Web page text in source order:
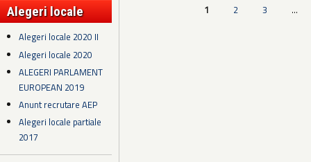
Alegeri locale
Alegeri locale 2020 II
Alegeri locale 2020
ALEGERI PARLAMENT
EUROPEAN 2019
Anunt recrutare AEP
Alegeri locale partiale
2017
1 2 3 …